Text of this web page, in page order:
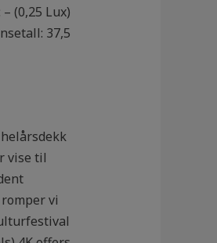
(0,25 Lux)
37,5
vise til
vi